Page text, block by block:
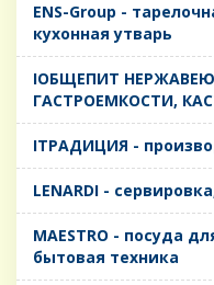
ENS-Group -
кухонная утварь
IОБЩЕПИТ
ГАСТРОЕМКОСТИ,
IТРАДИЦИЯ -
LENARDI -
MAESTRO - посуда
бытовая техника